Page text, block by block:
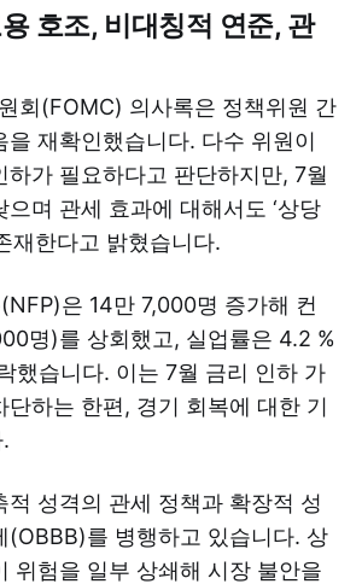
호조, 비대칭적 연준, 관
회(FOMC) 의사록은 정책위원 간
을 재확인했습니다. 다수 위원이
하가 필요하다고 판단하지만, 7월
으며 관세 효과에 대해서도 ‘상당
재한다고 밝혔습니다.
은 14만 7,000명 증가해 컨
명)를 상회했고, 실업률은 4.2 %
했습니다. 이는 7월 금리 인하 가
단하는 한편, 경기 회복에 대한 기
적 성격의 관세 정책과 확장적 성
(OBBB)를 병행하고 있습니다. 상
위험을 일부 상쇄해 시장 불안을